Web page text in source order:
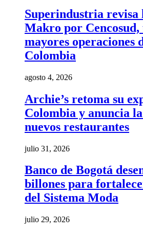
Superindustria revisa
Makro por Cencosud,
mayores operaciones
Colombia
agosto 4, 2026
Archie’s retoma su
Colombia y anuncia
nuevos restaurantes
julio 31, 2026
Banco de Bogotá
billones para
del Sistema Moda
julio 29, 2026